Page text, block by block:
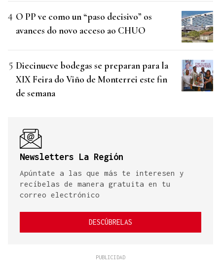
O PP ve como un “paso decisivo” os
avances do novo acceso ao CHUO
Diecinueve bodegas se preparan para la
XIX Feira do Viño de Monterrei este fin
de semana
Newsletters La Región
Apúntate a las que más te interesen y
recíbelas de manera gratuita en tu
correo electrónico
DESCÚBRELAS